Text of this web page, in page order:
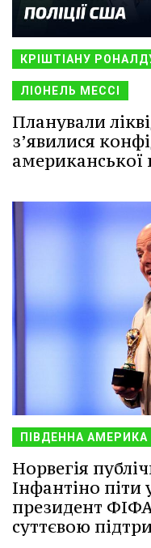
КРІШТІАНУ
ЛІОНЕЛЬ МЕССІ
Планували
з’явилися
американської
ПІВДЕННА АМЕРИКА
Норвегія
Інфантіно піти
президент
суттєвою